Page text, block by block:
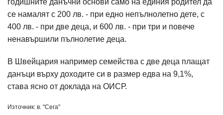
годишните данъчни основи само на единия родител да
се намалят с 200 лв. - при едно непълнолетно дете, с
400 лв. - при две деца, и 600 лв. - при три и повече
ненавършили пълнолетие деца.
В Швейцария например семейства с две деца плащат
данъци върху доходите си в размер едва на 9,1%,
става ясно от доклада на ОИСР.
Източник: в. "Сега"